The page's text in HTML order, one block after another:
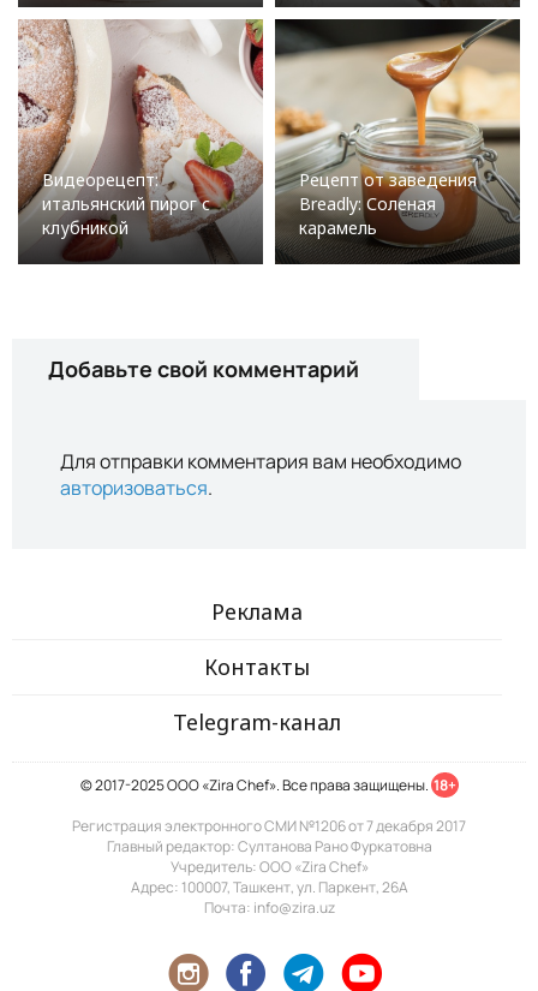
Видеорецепт:
итальянский пирог с
клубникой
Рецепт от заведения
Breadly: Соленая
карамель
Добавьте свой комментарий
Для отправки комментария вам необходимо
авторизоваться.
Реклама
Контакты
Telegram-канал
© 2017-2025 ООО «Zira Chef». Все права защищены. 18+
Регистрация электронного СМИ №1206 от 7 декабря 2017
Главный редактор: Султанова Рано Фуркатовна
Учредитель: ООО «Zira Chef»
Адрес: 100007, Ташкент, ул. Паркент, 26А
Почта: info@zira.uz